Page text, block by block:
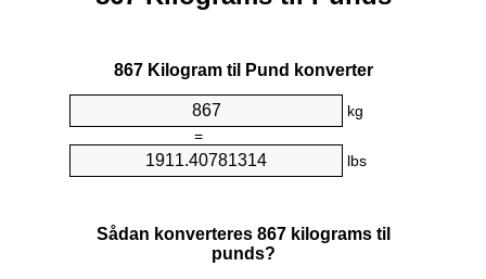
867 Kilogram til Pund konverter
kg
=
lbs
Sådan konverteres 867 kilograms til
punds?